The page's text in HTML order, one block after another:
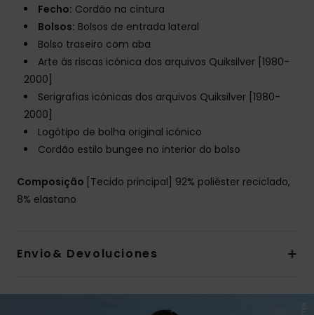
Fecho: Cordão na cintura
Bolsos: Bolsos de entrada lateral
Bolso traseiro com aba
Arte ás riscas icónica dos arquivos Quiksilver [1980-
2000]
Serigrafias icónicas dos arquivos Quiksilver [1980-
2000]
Logótipo de bolha original icónico
Cordão estilo bungee no interior do bolso
Composição [Tecido principal] 92% poliéster reciclado,
8% elastano
Envio& Devoluciones